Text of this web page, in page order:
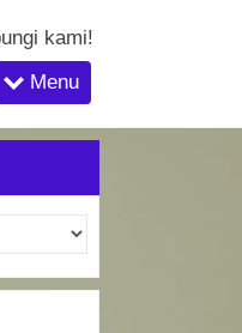
kami!
Menu